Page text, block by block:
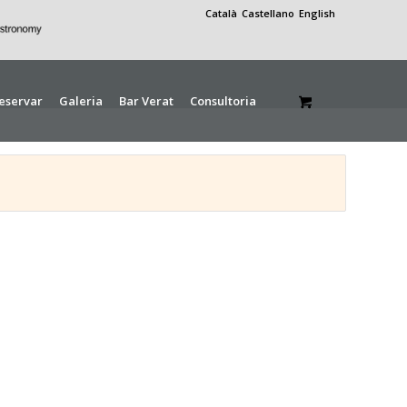
Català Castellano English
Galeria Bar Verat Consultoria